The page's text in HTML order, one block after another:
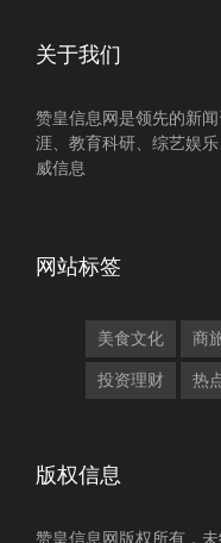
关于我们
赞皇信息网是领先的新
涯、教育科研、综艺娱
威信息
网站标签
美食文化 商
投资理财 热
版权信息
赞皇信息网版权所有，